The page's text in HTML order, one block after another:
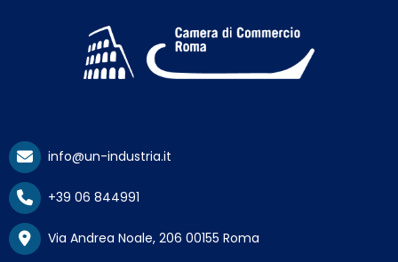
info@un-industria.it
+39 06 844991
Via Andrea Noale, 206 00155 Roma